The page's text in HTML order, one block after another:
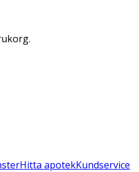
Hitta apotekKundservice